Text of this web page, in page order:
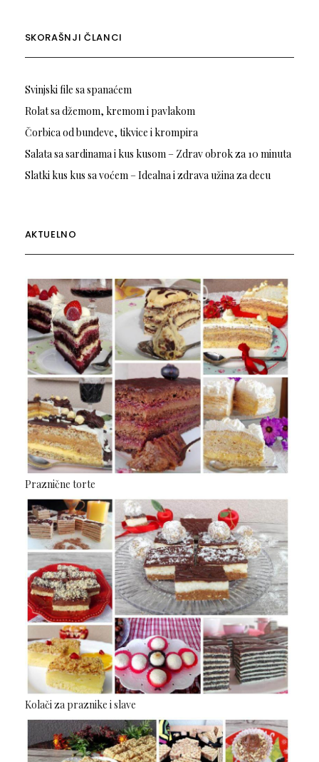
SKORAŠNJI ČLANCI
Svinjski file sa spanaćem
Rolat sa džemom, kremom i pavlakom
Čorbica od bundeve, tikvice i krompira
Salata sa sardinama i kus kusom – Zdrav obrok za 10 minuta
Slatki kus kus sa voćem – Idealna i zdrava užina za decu
AKTUELNO
Praznične torte
Kolači za praznike i slave